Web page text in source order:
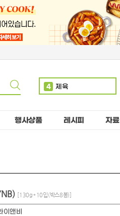
4 제육
치킨
1 만두
행사상품 레시피 자
[130g*10입(박스8봉)]
이앤비